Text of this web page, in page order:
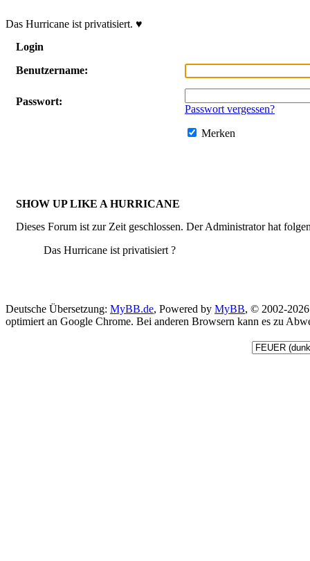
Das Hurricane ist privatisiert. ♥
Login
Benutzername:
Passwort:
Passwort vergessen?
Merken
SHOW UP LIKE A HURRICANE
Dieses Forum ist zur Zeit geschlossen. Der Administrator hat
Das Hurricane ist privatisiert ?
Deutsche Übersetzung: MyBB.de, Powered by MyBB, © 2002-
optimiert an Google Chrome. Bei anderen Browsern kann es zu